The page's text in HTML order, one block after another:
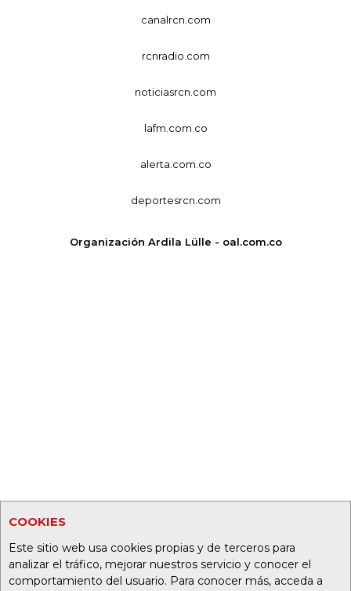
COOKIES
Este sitio web usa cookies propias y de terceros para
analizar el tráfico, mejorar nuestros servicio y conocer el
comportamiento del usuario. Para conocer más, acceda a
canalrcn.com
rcnradio.com
noticiasrcn.com
lafm.com.co
alerta.com.co
deportesrcn.com
Organización Ardila Lülle - oal.com.co